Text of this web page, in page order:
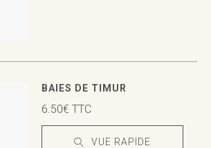
BAIES DE TIMUR
6.50€ TTC
VUE RAPIDE